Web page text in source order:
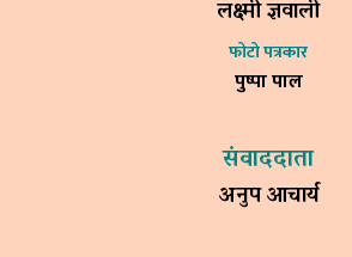
लक्ष्मी ज्ञवाली
फोटो पत्रकार
पुष्पा पाल
संवाददाता
अनुप आचार्य